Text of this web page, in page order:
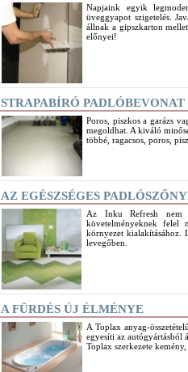
Napjaink egyik
üveggyapot szigetelés.
állnak a gipszkarton
előnyei!
STRAPABÍRÓ PADLÓBEVONAT
Poros, piszkos a garázs
megoldhat. A kiváló
többé, ragacsos, poros,
AZ EGÉSZSÉGES
Az Inku Refresh nem
követelményeknek felel
környezet kialakításához.
levegőben.
A FÜRDÉS ÚJ ÉLMÉNYE
A Toplax anyag-
egyesíti az autógyártásból
Toplax szerkezete